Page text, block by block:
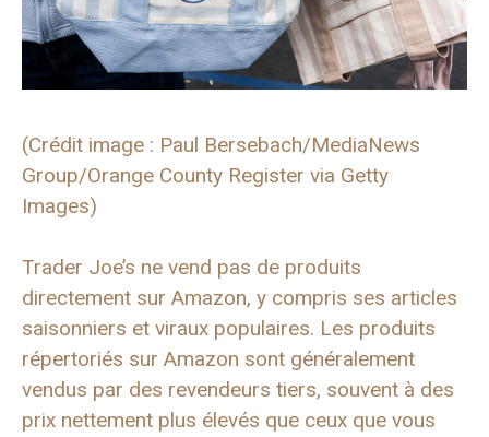
(Crédit image : Paul Bersebach/MediaNews
Group/Orange County Register via Getty
Images)
Trader Joe’s ne vend pas de produits
directement sur Amazon, y compris ses articles
saisonniers et viraux populaires. Les produits
répertoriés sur Amazon sont généralement
vendus par des revendeurs tiers, souvent à des
prix nettement plus élevés que ceux que vous